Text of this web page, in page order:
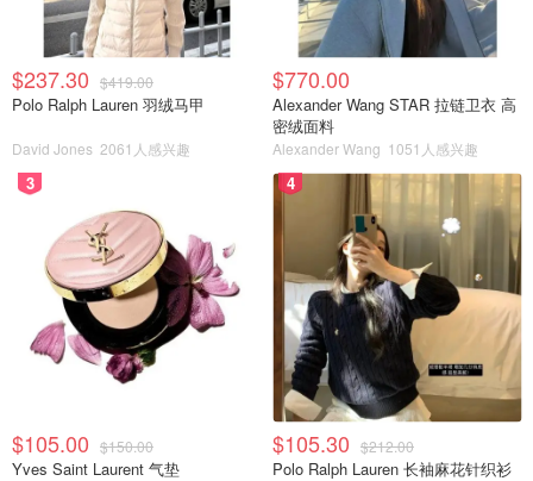
$237.30 $419.00
Polo Ralph Lauren 羽绒马甲
David Jones 2061人感兴趣
$770.00
Alexander Wang STAR 拉链卫衣 高
密绒面料
Alexander Wang 1051人感兴趣
3
$105.00 $150.00
Yves Saint Laurent 气垫
4
$105.30 $212.00
Polo Ralph Lauren 长袖麻花针织衫